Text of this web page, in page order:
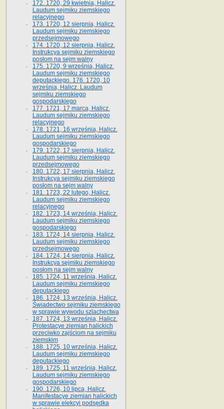
172. 1720, 29 kwietnia, Halicz.
Laudum sejmiku ziemskiego
relacyjnego
173. 1720, 12 sierpnia, Halicz.
Laudum sejmiku ziemskiego
przedsejmowego
174. 1720, 12 sierpnia, Halicz.
Instrukcya sejmiku ziemskiego
posłom na sejm walny
175. 1720, 9 września, Halicz.
Laudum sejmiku ziemskiego
deputackiego. 176. 1720, 10
września, Halicz. Laudum
sejmiku ziemskiego
gospodarskiego
177. 1721, 17 marca, Halicz.
Laudum sejmiku ziemskiego
relacyjnego
178. 1721, 16 września, Halicz.
Laudum sejmiku ziemskiego
gospodarskiego
179. 1722, 17 sierpnia, Halicz.
Laudum sejmiku ziemskiego
przedsejmowego
180. 1722, 17 sierpnia, Halicz.
Instrukcya sejmiku ziemskiego
posłom na sejm walny
181. 1723, 22 lutego, Halicz.
Laudum sejmiku ziemskiego
relacyjnego
182. 1723, 14 września, Halicz.
Laudum sejmiku ziemskiego
gospodarskiego
183. 1724, 14 sierpnia, Halicz.
Laudum sejmiku ziemskiego
przedsejmowego
184. 1724, 14 sierpnia, Halicz.
Instrukcya sejmiku ziemskiego
posłom na sejm walny
185. 1724, 11 września, Halicz.
Laudum sejmiku ziemskiego
deputackiego
186. 1724, 13 września, Halicz.
Świadectwo sejmiku ziemskiego
w sprawie wywodu szlachectwa
187. 1724, 13 września, Halicz.
Protestacye ziemian halickich
przeciwko zajściom na sejmiku
ziemskim
188. 1725, 10 września, Halicz.
Laudum sejmiku ziemskiego
deputackiego
189. 1725, 11 września, Halicz.
Laudum sejmiku ziemskiego
gospodarskiego
190. 1726, 10 lipca, Halicz.
Manifestacye ziemian halickich
w sprawie elekcyi podsędka